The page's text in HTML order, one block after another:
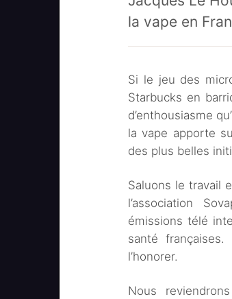
la vape en
Si le jeu des
Starbucks en
d’enthousiasme
la vape apporte
des plus belles
Saluons le travail
l’association
émissions télé
santé
l’honorer.
Nous